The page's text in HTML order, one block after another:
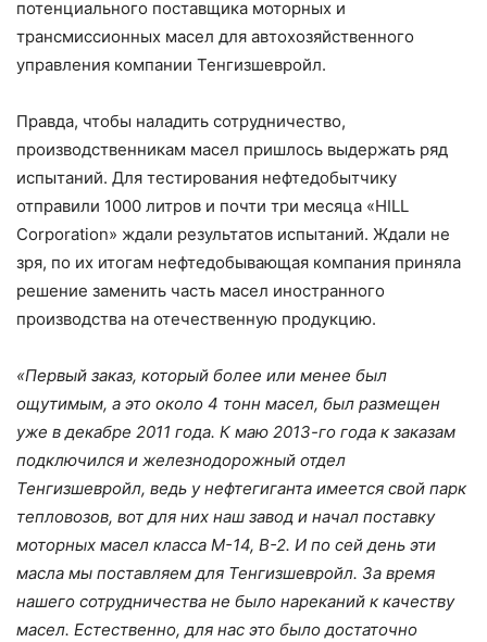
потенциального поставщика моторных и
трансмиссионных масел для автохозяйственного
управления компании Тенгизшевройл.
Правда, чтобы наладить сотрудничество,
производственникам масел пришлось выдержать ряд
испытаний. Для тестирования нефтедобытчику
отправили 1000 литров и почти три месяца «HILL
Corporation» ждали результатов испытаний. Ждали не
зря, по их итогам нефтедобывающая компания приняла
решение заменить часть масел иностранного
производства на отечественную продукцию.
«Первый заказ, который более или менее был
ощутимым, а это около 4 тонн масел, был размещен
уже в декабре 2011 года. К маю 2013-го года к заказам
подключился и железнодорожный отдел
Тенгизшевройл, ведь у нефтегиганта имеется свой парк
тепловозов, вот для них наш завод и начал поставку
моторных масел класса М-14, В-2. И по сей день эти
масла мы поставляем для Тенгизшевройл. За время
нашего сотрудничества не было нареканий к качеству
масел. Естественно, для нас это было достаточно